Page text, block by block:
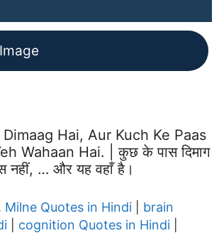
Hai, Aur Kuch Ke Paas
Wahaan Hai. | कुछ के पास दिमाग
… और यह वहाँ है।
Milne Quotes in Hindi
brain
cognition Quotes in Hindi